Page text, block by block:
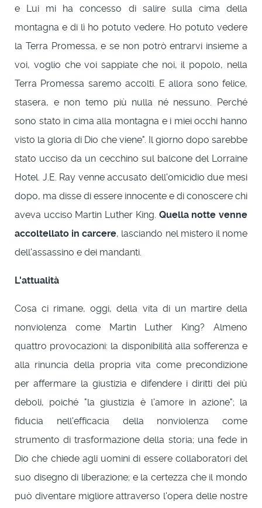
e Lui mi ha concesso di salire sulla cima della
montagna e di lì ho potuto vedere. Ho potuto vedere
la Terra Promessa, e se non potrò entrarvi insieme a
voi, voglio che voi sappiate che noi, il popolo, nella
Terra Promessa saremo accolti. E allora sono felice,
stasera, e non temo più nulla né nessuno. Perché
sono stato in cima alla montagna e i miei occhi hanno
visto la gloria di Dio che viene". Il giorno dopo sarebbe
stato ucciso da un cecchino sul balcone del Lorraine
Hotel. J.E. Ray venne accusato dell'omicidio due mesi
dopo, ma disse di essere innocente e di conoscere chi
aveva ucciso Martin Luther King. Quella notte venne
accoltellato in carcere, lasciando nel mistero il nome
dell'assassino e dei mandanti.
L'attualità
Cosa ci rimane, oggi, della vita di un martire della
nonviolenza come Martin Luther King? Almeno
quattro provocazioni: la disponibilità alla sofferenza e
alla rinuncia della propria vita come precondizione
per affermare la giustizia e difendere i diritti dei più
deboli, poiché "la giustizia è l'amore in azione"; la
fiducia nell'efficacia della nonviolenza come
strumento di trasformazione della storia; una fede in
Dio che chiede agli uomini di essere collaboratori del
suo disegno di liberazione; e la certezza che il mondo
può diventare migliore attraverso l'opera delle nostre